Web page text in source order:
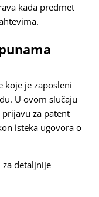
kada predmet
koje je zaposleni
U ovom slučaju
za patent
isteka ugovora o
za detaljnije